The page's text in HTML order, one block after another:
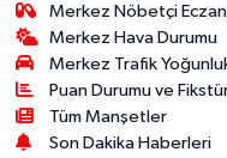
Merkez Nöbetçi
Merkez Hava Durumu
Merkez Trafik
Puan Durumu ve
Tüm Manşetler
Son Dakika Haberleri